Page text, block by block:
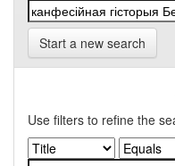
Start a new search
Use filters to refine the